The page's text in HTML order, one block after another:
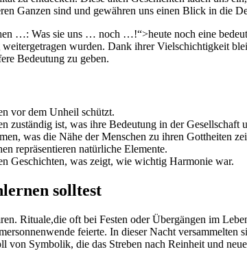
‌Ganzen sind und‍ gewähren uns einen Blick in die
…: Was sie uns … noch …!“>heute noch‌ eine
wurden. Dank ihrer Vielschichtigkeit
Bedeutung zu geben.
vor dem Unheil schützt.
ist, was ihre Bedeutung in der ⁣Gesellschaft
was die Nähe der⁤ Menschen zu ihren Gottheiten‍
repräsentieren natürliche Elemente.
Geschichten, was zeigt, wie wichtig Harmonie war.
solltest
Rituale,die‌ oft bei Festen⁣ oder Übergängen im⁤
feierte. In⁣ dieser Nacht ⁣versammelten
Symbolik, die das Streben nach Reinheit und